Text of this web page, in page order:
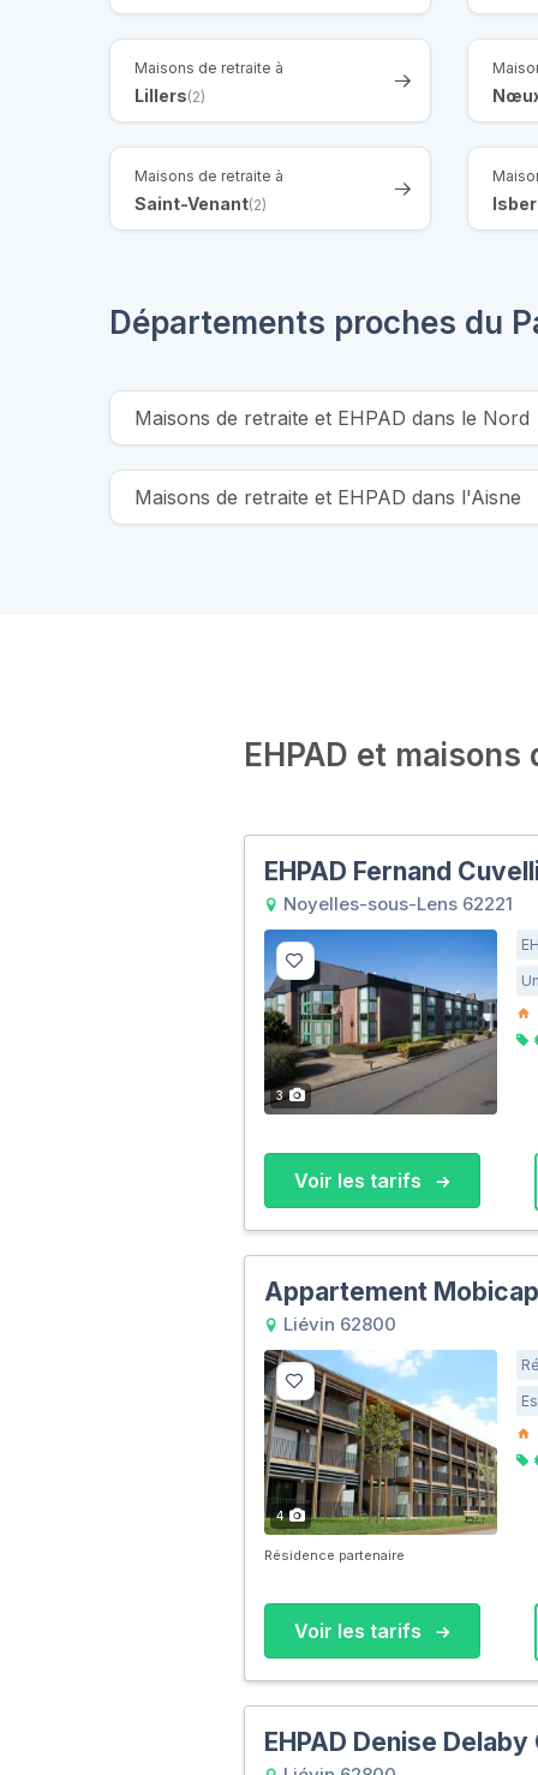
Maisons de retraite à
Lillers(2)
Maisons de retraite à
Saint-Venant(2)
Départements proches du
Maisons de retraite et EHPAD dans le Nord
Maisons de retraite et EHPAD dans l'Aisne
EHPAD et
EHPAD Fernand
Noyelles-sous-Lens 62221
3
Voir les tarifs
Appartement
Liévin 62800
4
Résidence partenaire
Voir les tarifs
EHPAD Denise